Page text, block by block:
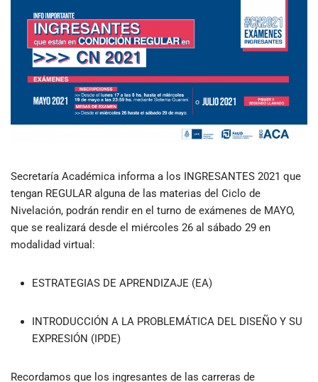
Secretaría Académica informa a los INGRESANTES 2021 que
tengan REGULAR alguna de las materias del Ciclo de
Nivelación, podrán rendir en el turno de exámenes de MAYO,
que se realizará desde el miércoles 26 al sábado 29 en
modalidad virtual:
ESTRATEGIAS DE APRENDIZAJE (EA)
INTRODUCCIÓN A LA PROBLEMÁTICA DEL DISEÑO Y SU
EXPRESIÓN (IPDE)
Recordamos que los ingresantes de las carreras de